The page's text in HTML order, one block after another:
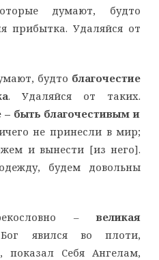
думают, будто
прибытка. Удаляйся от
будто благочестие
. Удаляйся от таких.
– быть благочестивым и
не принесли в мир;
и вынести [из него].
будем довольны
–великая
явился во плоти,
показал Себя Ангелам,